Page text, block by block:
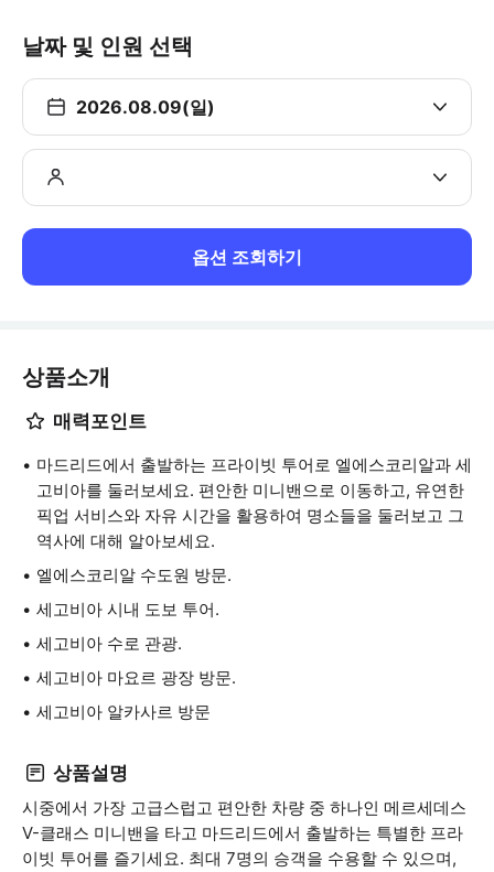
날짜 및 인원 선택
2026.08.09(일)
옵션 조회하기
상품소개
매력포인트
마드리드에서 출발하는 프라이빗 투어로 엘에스코리알과 세
고비아를 둘러보세요. 편안한 미니밴으로 이동하고, 유연한
픽업 서비스와 자유 시간을 활용하여 명소들을 둘러보고 그
역사에 대해 알아보세요.
엘에스코리알 수도원 방문.
세고비아 시내 도보 투어.
세고비아 수로 관광.
세고비아 마요르 광장 방문.
세고비아 알카사르 방문
상품설명
시중에서 가장 고급스럽고 편안한 차량 중 하나인 메르세데스
V-클래스 미니밴을 타고 마드리드에서 출발하는 특별한 프라
이빗 투어를 즐기세요. 최대 7명의 승객을 수용할 수 있으며,